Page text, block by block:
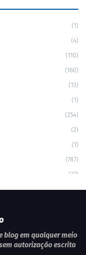
(1)
(4)
(110)
(160)
(13)
(1)
(254)
(2)
(1)
(787)
(37)
(9)
(1)
(1)
blog em qualquer meio
autorização escrita